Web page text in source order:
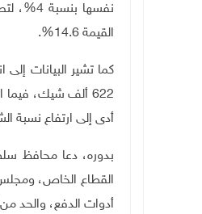
القيمة 14.6%.
أدى إلى ارتفاع نسبة
بدوره، دعا محافظ
القطاع الخاص،
أدوات الدفع، والحد من